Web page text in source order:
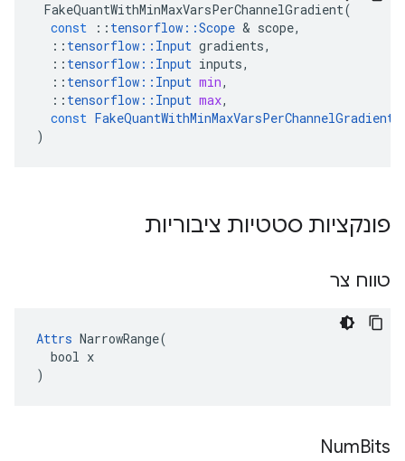
FakeQuantWithMinMaxVarsPerChannelGradient(
const
:: tensorflow ::Scope & scope,
:: tensorflow :: Input gradients,
:: tensorflow :: Input inputs,
:: tensorflow :: Input min,
:: tensorflow :: Input max,
const FakeQuantWithMinMaxVarsPerChannelGradient
)
פונקציות סטטיות ציבוריות
טווח צר
Attrs NarrowRange(
  bool x
)
NumBits